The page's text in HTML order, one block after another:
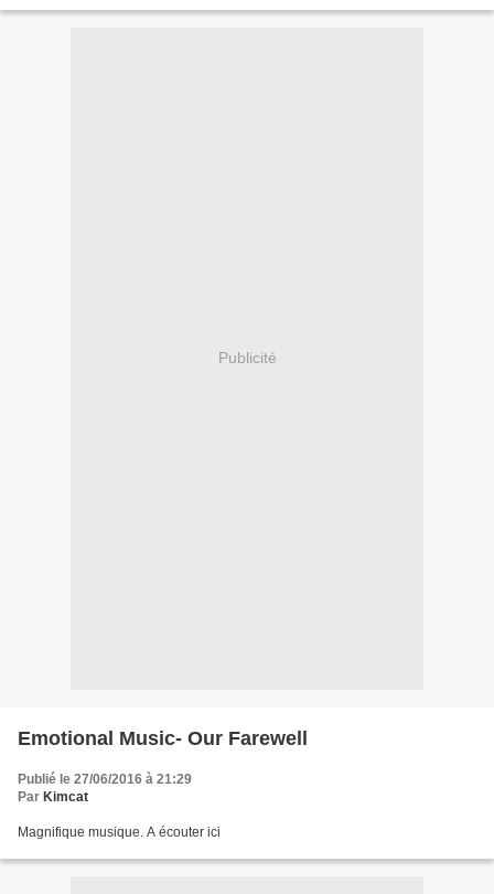
Publicité
Emotional Music- Our Farewell
Publié le 27/06/2016 à 21:29
Par Kimcat
Magnifique musique. A écouter ici